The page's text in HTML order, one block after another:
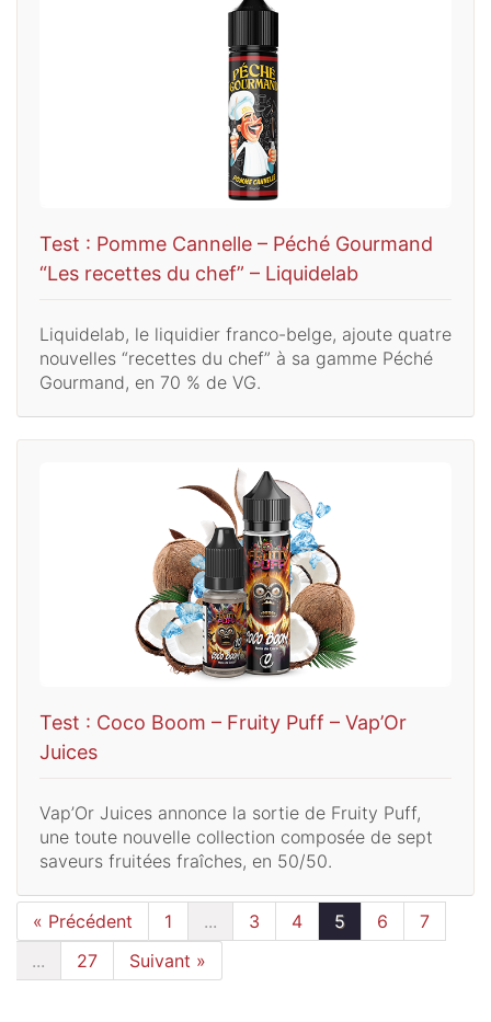
Test : Pomme Cannelle – Péché Gourmand
“Les recettes du chef” – Liquidelab
Liquidelab, le liquidier franco-belge, ajoute quatre
nouvelles “recettes du chef” à sa gamme Péché
Gourmand, en 70 % de VG.
Test : Coco Boom – Fruity Puff – Vap’Or
Juices
Vap’Or Juices annonce la sortie de Fruity Puff,
une toute nouvelle collection composée de sept
saveurs fruitées fraîches, en 50/50.
« Précédent 1 ... 3 4 5 6
7
...
27 Suivant »